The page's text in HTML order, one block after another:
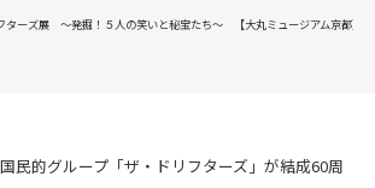
ターズ展 ～発掘！５人の笑いと秘宝たち～ 【大丸ミュージアム京都】
民的グループ「ザ・ドリフターズ」が結成60周